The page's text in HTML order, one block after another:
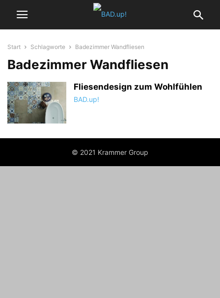
Start Schlagworte Badezimmer Wandfliesen
Badezimmer Wandfliesen
Fliesendesign zum Wohlfühlen
BAD.up!
© 2021 Krammer Group